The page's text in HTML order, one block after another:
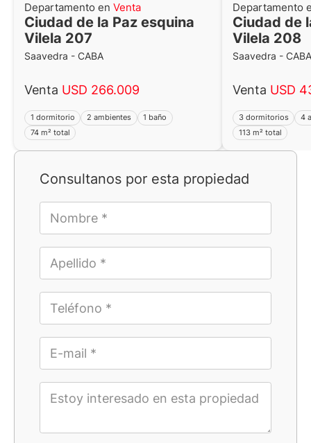
Consultanos por esta propiedad
Departamento en Venta
Ciudad de la Paz esquina
Vilela 207
Saavedra - CABA
Venta USD 266.009
1 dormitorio 2 ambientes
1 baño
74 m² total
Departamento
Ciudad de
Vilela 208
Saavedra - CABA
Venta USD
3 dormitorios
4
113 m² total